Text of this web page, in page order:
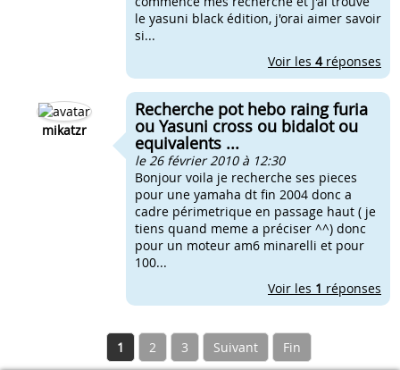
le yasuni black édition, j'orai aimer savoir
si...
Voir les 4réponses
mikatzr
Recherche pot hebo raing furia
ou Yasuni cross ou bidalot ou
equivalents ...
le 26 février 2010 à 12:30
Bonjour voila je recherche ses pieces
pour une yamaha dt fin 2004 donc a
cadre périmetrique en passage haut ( je
tiens quand meme a préciser ^^) donc
pour un moteur am6 minarelli et pour
100...
Voir les 1 réponses
1 2 3 Suivant Fin